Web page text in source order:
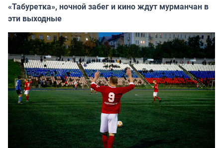
«Табуретка», ночной забег и кино ждут мурманчан в
эти выходные